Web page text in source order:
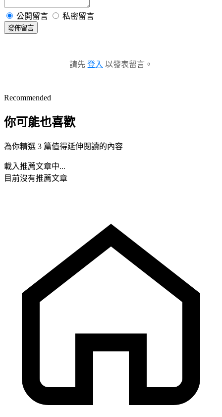
公開留言 私密留言
發佈留言
請先 登入 以發表留言。
Recommended
你可能也喜歡
為你精選 3 篇值得延伸閱讀的內容
載入推薦文章中...
目前沒有推薦文章